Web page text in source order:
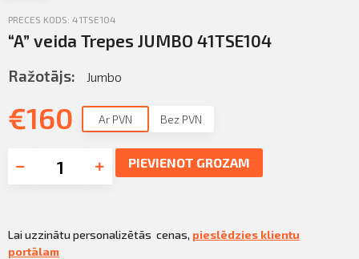
PRECES KODS: 41TSE104
“A” veida Trepes JUMBO 41TSE104
Ražotājs: Jumbo
€160 Ar PVN Bez PVN
PIEVIENOT GROZAM
Lai uzzinātu personalizētās cenas, pieslēdzies klientu
portālam